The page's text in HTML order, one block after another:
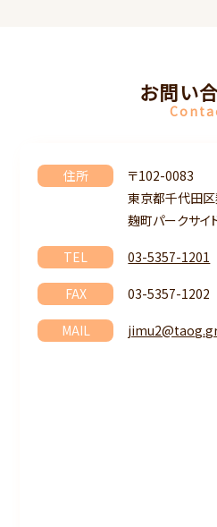
お問い
住所
〒102-0083
東京都千代田
麹町パークサイ
TEL 03-5357-1201
FAX 03-5357-1202
MAIL